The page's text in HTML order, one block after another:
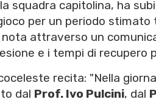
squadra capitolina, ha
per un periodo stimato
attraverso un
e i tempi di recupero
recita: "Nella
dal Prof. Ivo Pulcini, dal